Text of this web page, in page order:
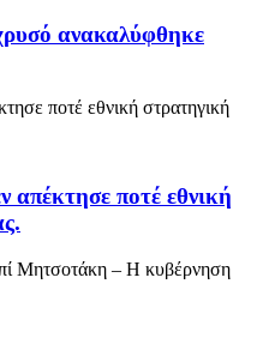
ανακαλύφθηκε
απέκτησε ποτέ εθνική